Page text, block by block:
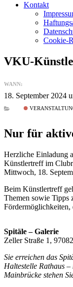
Kontakt
Cookie-
VKU-
WANN:
18. September 2024
Nur für
Herzliche Einladung
Künstlertreff im
Mittwoch, 18.
Beim Künstlertreff
Themen sowie Tipps
Fördermöglichkeiten,
Spitäle – Galerie
Zeller Straße 1,
Sie erreichen das
Haltestelle Rathaus
Mainbrücke stehen